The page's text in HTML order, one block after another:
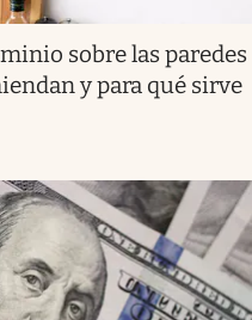
sobre las paredes
y para qué sirve